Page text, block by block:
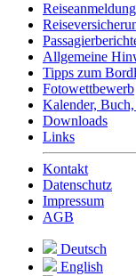
Reiseanmeldung
Allgemeine
Tipps zum
Fotowettbewerb
Kalender, Buch,
Downloads
Links
Kontakt
Datenschutz
Impressum
AGB
Deutsch
English